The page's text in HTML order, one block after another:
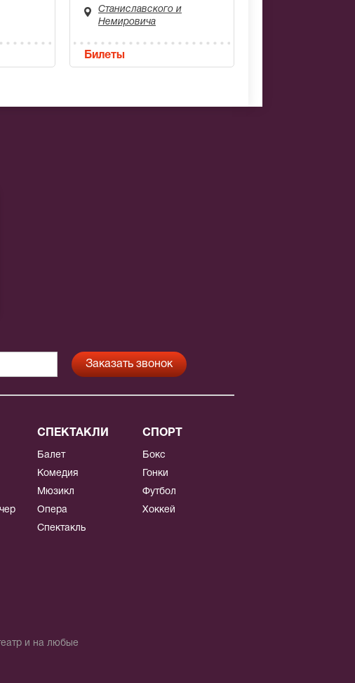
Станиславского и
Немировича
Билеты
СПЕКТАКЛИ
Балет
Комедия
Мюзикл
Опера
Спектакль
СПОРТ
Бокс
Гонки
Футбол
Хоккей
и на любые